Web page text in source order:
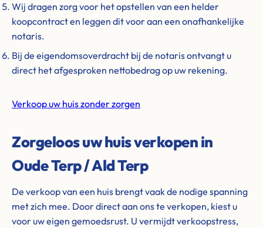
Wij dragen zorg voor het opstellen van een helder
koopcontract en leggen dit voor aan een onafhankelijke
notaris.
Bij de eigendomsoverdracht bij de notaris ontvangt u
direct het afgesproken nettobedrag op uw rekening.
Verkoop uw huis zonder zorgen
Zorgeloos uw huis verkopen in
Oude Terp / Ald Terp
De verkoop van een huis brengt vaak de nodige spanning
met zich mee. Door direct aan ons te verkopen, kiest u
voor uw eigen gemoedsrust. U vermijdt verkoopstress,